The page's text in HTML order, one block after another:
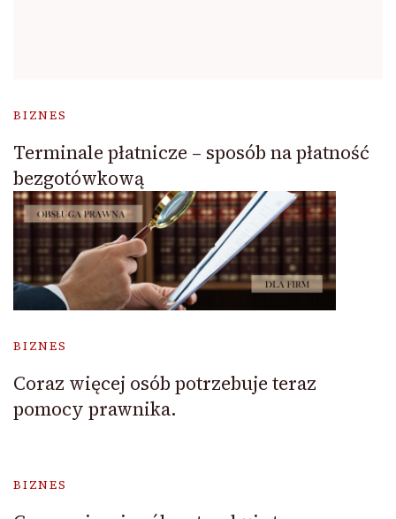
BIZNES
Terminale płatnicze – sposób na płatność
bezgotówkową
BIZNES
Coraz więcej osób potrzebuje teraz
pomocy prawnika.
BIZNES